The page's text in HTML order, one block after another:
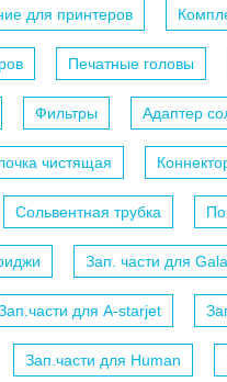
для принтеров
Печатные головы
Фильтры Адаптер
чистящая
Сольвентная трубка
Зап. части для
для A-starjet
Зап.части для Human